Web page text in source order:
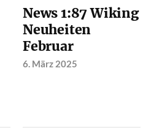
News 1:87 Wiking
Neuheiten
Februar
6. März 2025